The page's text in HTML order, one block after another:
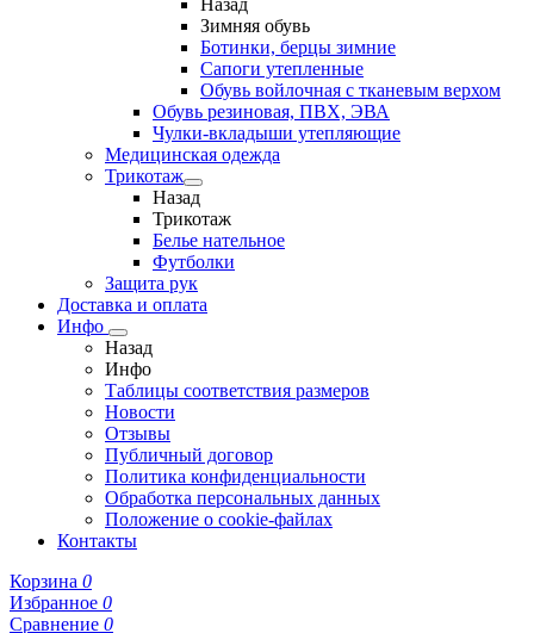
Назад
Зимняя обувь
Ботинки, берцы зимние
Сапоги утепленные
Обувь войлочная с тканевым верхом
Обувь резиновая, ПВХ, ЭВА
Чулки-вкладыши утепляющие
Медицинская одежда
Трикотаж
Назад
Трикотаж
Белье нательное
Футболки
Защита рук
Доставка и оплата
Инфо
Назад
Инфо
Таблицы соответствия размеров
Новости
Отзывы
Публичный договор
Политика конфиденциальности
Обработка персональных данных
Положение о cookie-файлах
Контакты
Корзина 0
Избранное 0
Сравнение 0